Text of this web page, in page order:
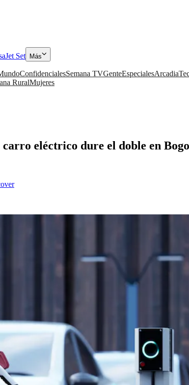
Jet Set Más
ConfidencialesSemana TVGenteEspecialesArcadia
RuralMujeres
eléctrico dure el doble en